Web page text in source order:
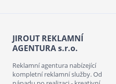
JIROUT REKLAMNÍ
AGENTURA s.r.o.
Reklamní agentura nabízející
kompletní reklamní služby. Od